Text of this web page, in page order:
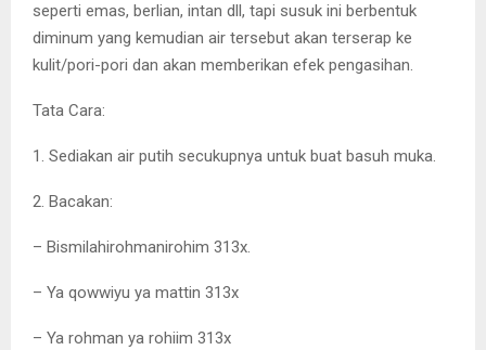
seperti emas, berlian, intan dll, tapi susuk ini berbentuk
diminum yang kemudian air tersebut akan terserap ke
kulit/pori-pori dan akan memberikan efek pengasihan.
Tata Cara:
1. Sediakan air putih secukupnya untuk buat basuh muka.
2. Bacakan:
– Bismilahirohmanirohim 313x.
– Ya qowwiyu ya mattin 313x
– Ya rohman ya rohiim 313x